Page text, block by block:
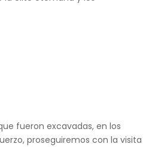
fueron excavadas, en los
proseguiremos con la visita